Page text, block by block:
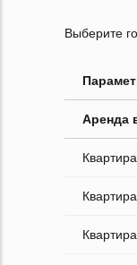
Выберите
Аренда